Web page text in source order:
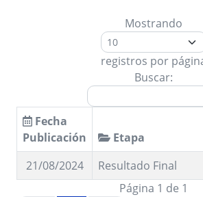
Mostrando
registros por
Buscar:
Fecha
Publicación
Etapa
21/08/2024
Resultado Final
Página 1 de 1